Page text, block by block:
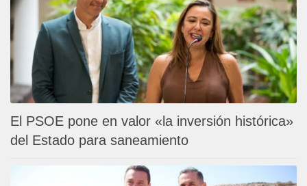
El PSOE pone en valor «la inversión histórica»
del Estado para saneamiento